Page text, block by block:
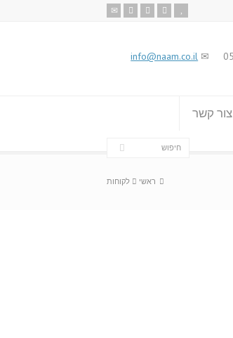
info@naam.co.il
צור קשר
ראשי לקוחות